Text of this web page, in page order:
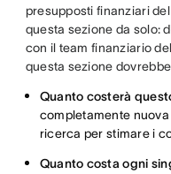
presupposti finanziari
questa sezione da solo:
con il team finanziario
questa sezione
Quanto costerà
completamente
ricerca per stimare i
Quanto costa ogni